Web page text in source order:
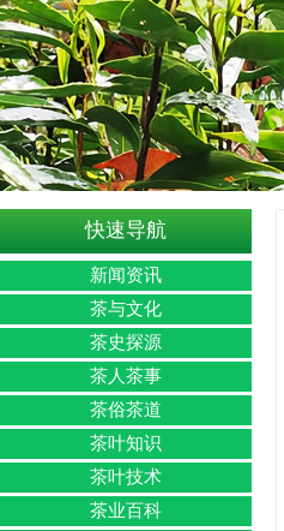
快速导航
新闻资讯
茶与文化
茶史探源
茶人茶事
茶俗茶道
茶叶知识
茶叶技术
茶业百科